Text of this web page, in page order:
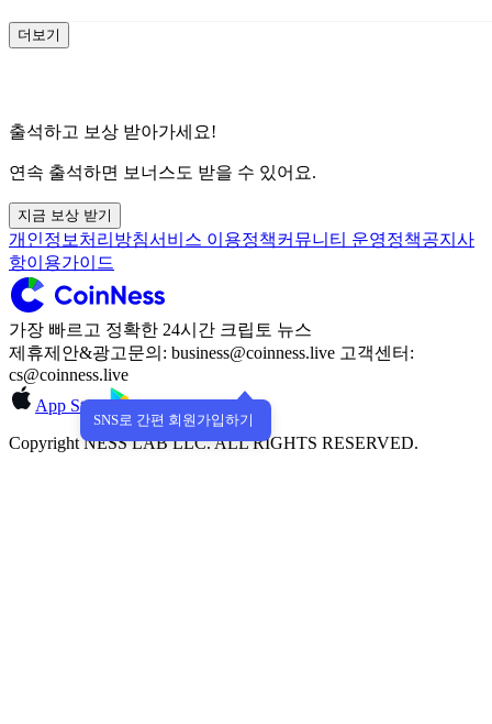
SNS로 간편 회원가입하기
더보기
출석하고 보상 받아가세요!
연속 출석하면 보너스도 받을 수 있어요.
지금 보상 받기
개인정보처리방침서비스 이용정책커뮤니티 운영정책공지사
항이용가이드
가장 빠르고 정확한 24시간 크립토 뉴스
제휴제안&광고문의: business@coinness.live 고객센터:
cs@coinness.live
App Store
Google Play
Copyright NESS LAB LLC. ALL RIGHTS RESERVED.